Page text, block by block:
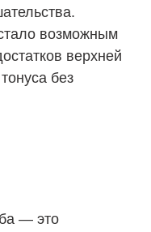
возможным
верхней
без
— это